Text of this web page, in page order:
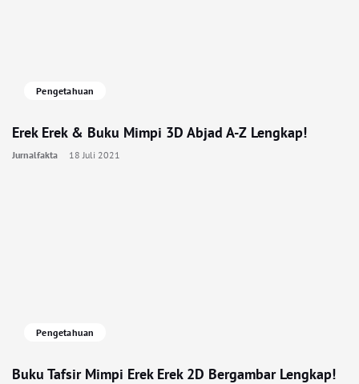
Pengetahuan
Erek Erek & Buku Mimpi 3D Abjad A-Z Lengkap!
Jurnalfakta 18 Juli 2021
Pengetahuan
Buku Tafsir Mimpi Erek Erek 2D Bergambar Lengkap!